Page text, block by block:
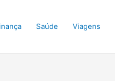
Saúde Viagens